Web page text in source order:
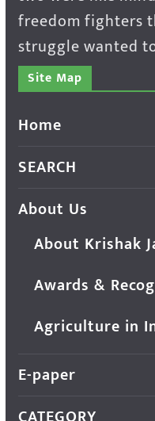
freedom fighters
struggle wanted
Site Map
Home
SEARCH
About Us
About Krishak
Awards &
Agriculture in
E-paper